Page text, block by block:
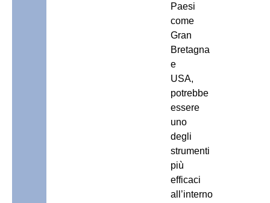
Paesi
come
Gran
Bretagna
e
USA,
potrebbe
essere
uno
degli
strumenti
più
efficaci
all’interno